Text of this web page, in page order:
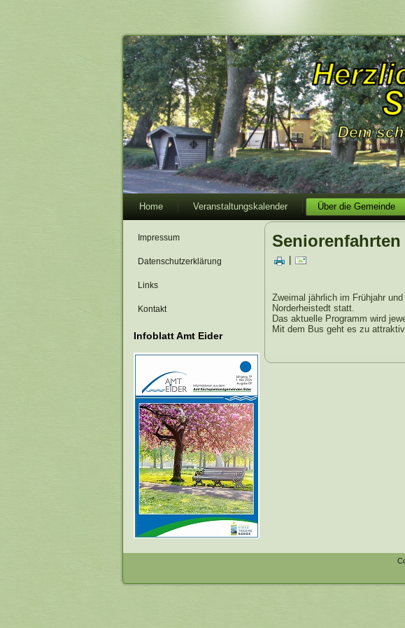
Home Veranstaltungskalender Über die Gemeinde
Impressum
Datenschutzerklärung
Links
Kontakt
Infoblatt Amt Eider
Seniorenfahrten
Zweimal jährlich im Frühjahr
Norderheistedt statt.
Das aktuelle Programm wird
Mit dem Bus geht es zu